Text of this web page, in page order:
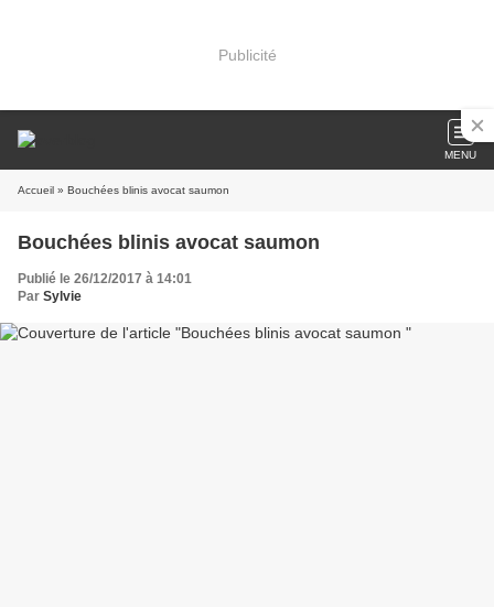
Publicité
MENU
Accueil » Bouchées blinis avocat saumon
Bouchées blinis avocat saumon
Publié le 26/12/2017 à 14:01
Par Sylvie